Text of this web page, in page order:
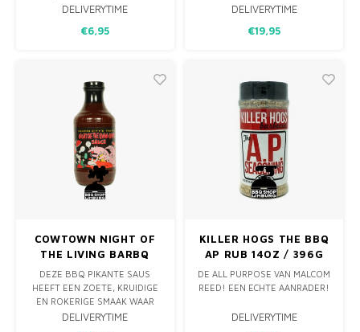
KRUIDENMIX SPECIAAL
SMAAK BRENGEN VAN
BBQ EN ANDERE GERECHTEN.
DELIVERYTIME
€6,95
TE WIJKEN VAN DE
VLEES ZELF. EEN MILDE RUB
DELIVERYTIME
€19,95
COWTOWN NIGHT OF
THE LIVING BARBQ
SAUCE 510GRAM
DEZE BBQ PIKANTE SAUS
HEEFT EEN ZOETE, KRUIDIGE
EN ROKERIGE SMAAK WAAR
KANSAS CITY BEKEND OM
DELIVERYTIME
KILLER HOGS THE BBQ
AP RUB 14OZ / 396G
DE ALL PURPOSE VAN MALCOM
REED! EEN ECHTE AANRADER!
DELIVERYTIME